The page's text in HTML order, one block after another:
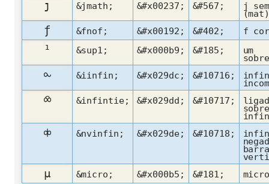
ȷ &jmath; &#x00237; &#567; j
(mat)
ƒ &fnof; &#x00192; &#402; f
¹ &sup1; &#x000b9; &#185; um
⧜ &iinfin; &#x029dc; &#10716;
⧝ &infintie; &#x029dd; &#10717;
sobre
⧞ &nvinfin; &#x029de; &#10718;
barra
µ &micro; &#x000b5; &#181; micro